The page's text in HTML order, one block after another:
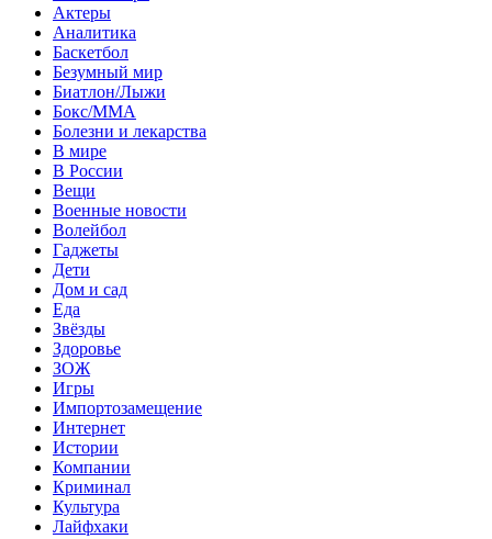
Актеры
Аналитика
Баскетбол
Безумный мир
Биатлон/Лыжи
Бокс/MMA
Болезни и лекарства
В мире
В России
Вещи
Военные новости
Волейбол
Гаджеты
Дети
Дом и сад
Еда
Звёзды
Здоровье
ЗОЖ
Игры
Импортозамещение
Интернет
Истории
Компании
Криминал
Культура
Лайфхаки